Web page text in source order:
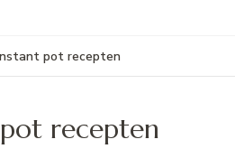
pot recepten
recepten